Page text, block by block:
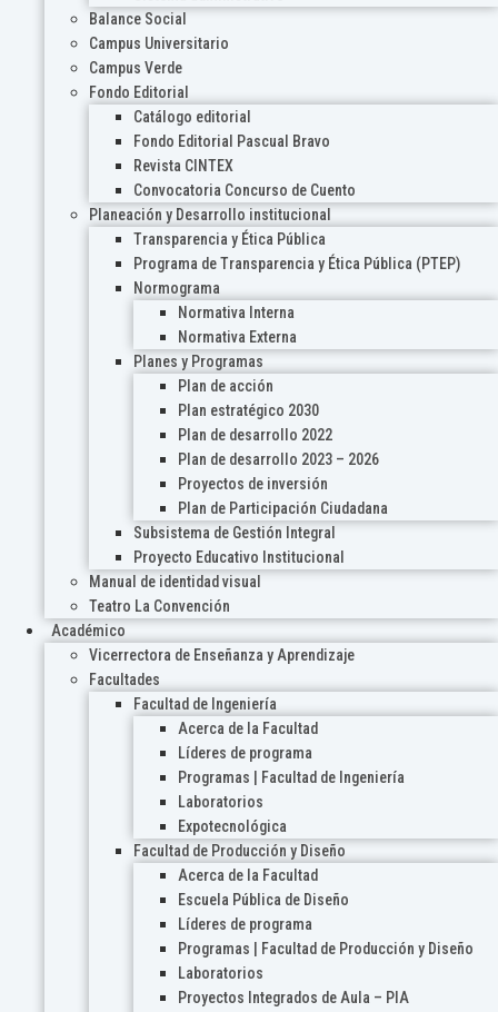
Balance Social
Campus Universitario
Campus Verde
Fondo Editorial
Catálogo editorial
Fondo Editorial Pascual Bravo
Revista CINTEX
Convocatoria Concurso de Cuento
Planeación y Desarrollo institucional
Transparencia y Ética Pública
Programa de Transparencia y Ética Pública (PTEP)
Normograma
Normativa Interna
Normativa Externa
Planes y Programas
Plan de acción
Plan estratégico 2030
Plan de desarrollo 2022
Plan de desarrollo 2023 – 2026
Proyectos de inversión
Plan de Participación Ciudadana
Subsistema de Gestión Integral
Proyecto Educativo Institucional
Manual de identidad visual
Teatro La Convención
Académico
Vicerrectora de Enseñanza y Aprendizaje
Facultades
Facultad de Ingeniería
Acerca de la Facultad
Líderes de programa
Programas | Facultad de Ingeniería
Laboratorios
Expotecnológica
Facultad de Producción y Diseño
Acerca de la Facultad
Escuela Pública de Diseño
Líderes de programa
Programas | Facultad de Producción y Diseño
Laboratorios
Proyectos Integrados de Aula – PIA